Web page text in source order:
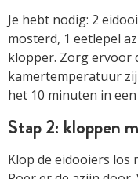
Je hebt nodig: 2
mosterd, 1 eetlepel
klopper. Zorg ervoor
kamertemperatuur
het 10 minuten in
Stap 2: kloppen
Klop de eidooiers los